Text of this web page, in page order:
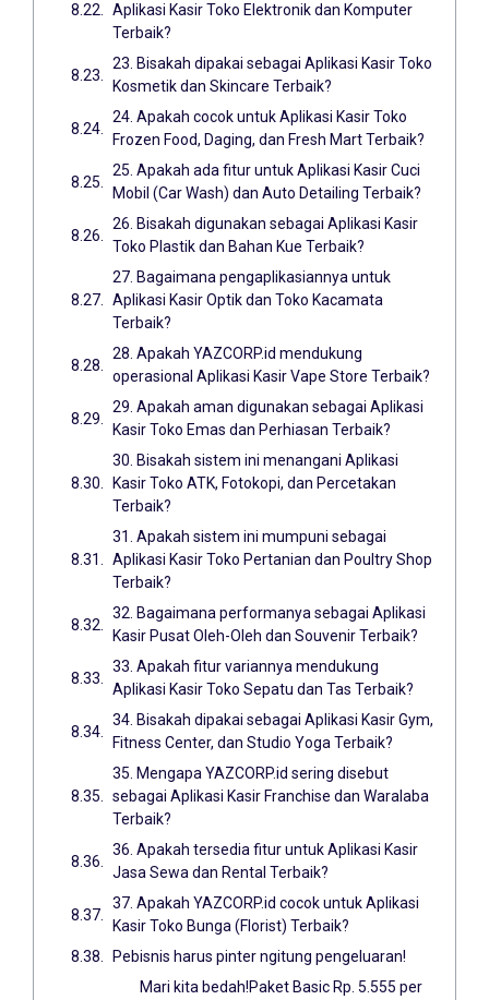
Aplikasi Kasir Toko Elektronik dan Komputer
Terbaik?
23. Bisakah dipakai sebagai Aplikasi Kasir Toko
Kosmetik dan Skincare Terbaik?
24. Apakah cocok untuk Aplikasi Kasir Toko
Frozen Food, Daging, dan Fresh Mart Terbaik?
25. Apakah ada fitur untuk Aplikasi Kasir Cuci
Mobil (Car Wash) dan Auto Detailing Terbaik?
26. Bisakah digunakan sebagai Aplikasi Kasir
Toko Plastik dan Bahan Kue Terbaik?
27. Bagaimana pengaplikasiannya untuk
Aplikasi Kasir Optik dan Toko Kacamata
Terbaik?
28. Apakah YAZCORP.id mendukung
operasional Aplikasi Kasir Vape Store Terbaik?
29. Apakah aman digunakan sebagai Aplikasi
Kasir Toko Emas dan Perhiasan Terbaik?
30. Bisakah sistem ini menangani Aplikasi
Kasir Toko ATK, Fotokopi, dan Percetakan
Terbaik?
31. Apakah sistem ini mumpuni sebagai
Aplikasi Kasir Toko Pertanian dan Poultry Shop
Terbaik?
32. Bagaimana performanya sebagai Aplikasi
Kasir Pusat Oleh-Oleh dan Souvenir Terbaik?
33. Apakah fitur variannya mendukung
Aplikasi Kasir Toko Sepatu dan Tas Terbaik?
34. Bisakah dipakai sebagai Aplikasi Kasir Gym,
Fitness Center, dan Studio Yoga Terbaik?
35. Mengapa YAZCORP.id sering disebut
sebagai Aplikasi Kasir Franchise dan Waralaba
Terbaik?
36. Apakah tersedia fitur untuk Aplikasi Kasir
Jasa Sewa dan Rental Terbaik?
37. Apakah YAZCORP.id cocok untuk Aplikasi
Kasir Toko Bunga (Florist) Terbaik?
Pebisnis harus pinter ngitung pengeluaran!
Mari kita bedah!Paket Basic Rp. 5.555 per